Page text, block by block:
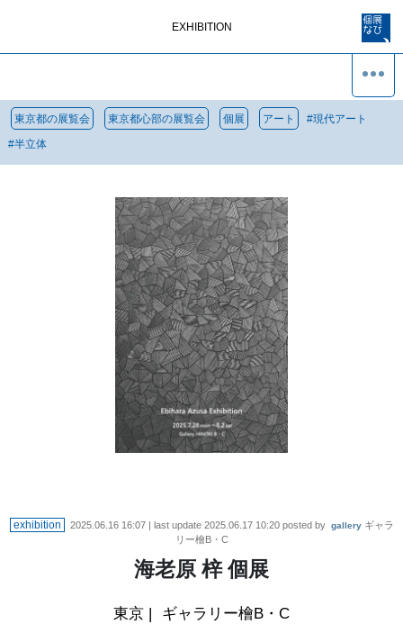
EXHIBITION
東京都の展覧会 東京都心部の展覧会 個展 アート #現代アート
#半立体
exhibition 2025.06.16 16:07| last update 2025.06.17 10:20posted by gallery ギャラ
リー檜B・C
海老原 梓 個展
東京 | ギャラリー檜B・C